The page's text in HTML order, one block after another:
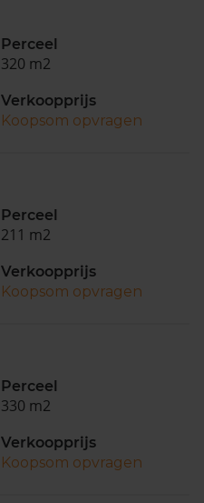
Perceel
320 m2
Verkoopprijs
Koopsom opvragen
Perceel
211 m2
Verkoopprijs
Koopsom opvragen
Perceel
330 m2
Verkoopprijs
Koopsom opvragen